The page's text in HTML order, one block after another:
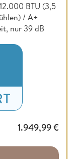
BTU (3,5
/ A+
nur 39 dB
1.949,99€